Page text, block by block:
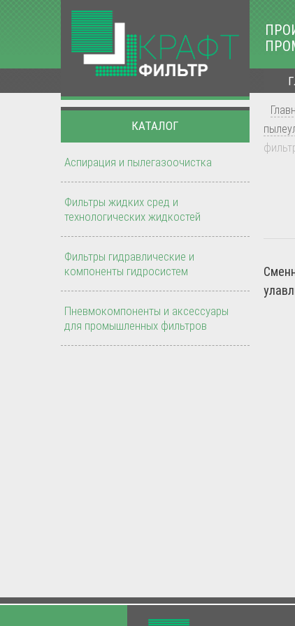
КАТАЛОГ
Аспирация и пылегазоочистка
Фильтры жидких сред и
технологических жидкостей
Фильтры гидравлические и
компоненты гидросистем
Пневмокомпоненты и аксессуары
для промышленных фильтров